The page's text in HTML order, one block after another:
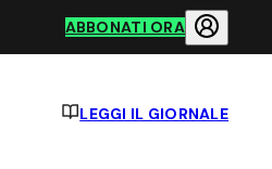
ABBONATI ORA
LEGGI IL GIORNALE